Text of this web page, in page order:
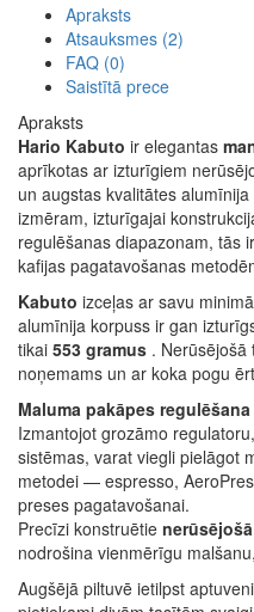
Apraksts
Atsauksmes (2)
FAQ (0)
Saistītā prece
Apraksts
Hario Kabuto ir elegantas
aprīkotas ar izturīgiem
un augstas kvalitātes
izmēram, izturīgajai
regulēšanas diapazonam, tās
kafijas pagatavošanas
Kabuto izceļas ar savu
alumīnija korpuss ir gan
tikai 553 gramus .
noņemams un ar koka pogu
Maluma pakāpes regulēšana
Izmantojot grozāmo
sistēmas, varat viegli pielāgot
metodei — espresso,
preses pagatavošanai.
Precīzi konstruētie
nodrošina vienmērīgu
Augšējā piltuvē ietilpst aptuveni